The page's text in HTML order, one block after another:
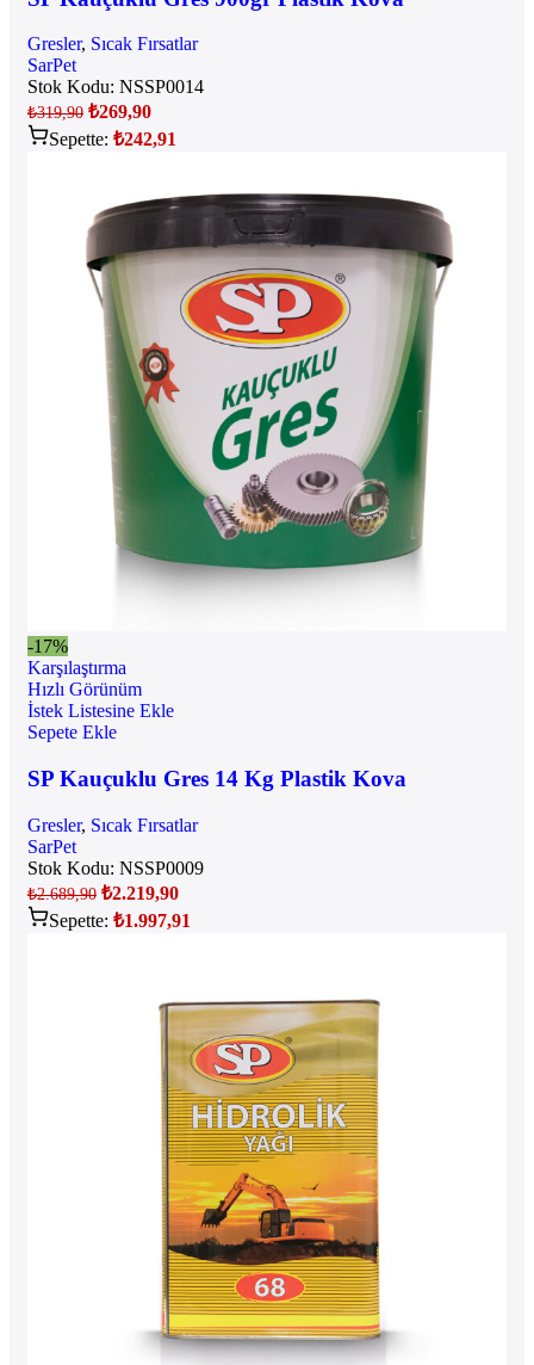
Gresler, Sıcak Fırsatlar
SarPet
Stok Kodu: NSSP0014
₺319,90 ₺269,90
Sepette: ₺242,91
-17%
Karşılaştırma
Hızlı Görünüm
İstek Listesine Ekle
Sepete Ekle
SP Kauçuklu Gres 14 Kg Plastik Kova
Gresler, Sıcak Fırsatlar
SarPet
Stok Kodu: NSSP0009
₺2.689,90 ₺2.219,90
Sepette: ₺1.997,91